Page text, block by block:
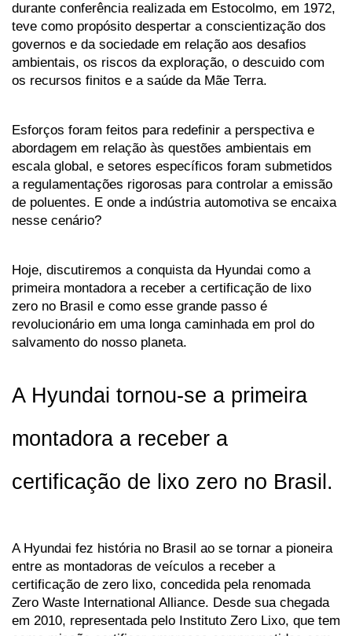
durante conferência realizada em Estocolmo, em 1972,
teve como propósito despertar a conscientização dos
governos e da sociedade em relação aos desafios
ambientais, os riscos da exploração, o descuido com
os recursos finitos e a saúde da Mãe Terra.
Esforços foram feitos para redefinir a perspectiva e
abordagem em relação às questões ambientais em
escala global, e setores específicos foram submetidos
a regulamentações rigorosas para controlar a emissão
de poluentes. E onde a indústria automotiva se encaixa
nesse cenário?
Hoje, discutiremos a conquista da Hyundai como a
primeira montadora a receber a certificação de lixo
zero no Brasil e como esse grande passo é
revolucionário em uma longa caminhada em prol do
salvamento do nosso planeta.
A Hyundai tornou-se a primeira
montadora a receber a
certificação de lixo zero no Brasil.
A Hyundai fez história no Brasil ao se tornar a pioneira
entre as montadoras de veículos a receber a
certificação de zero lixo, concedida pela renomada
Zero Waste International Alliance. Desde sua chegada
em 2010, representada pelo Instituto Zero Lixo, que tem